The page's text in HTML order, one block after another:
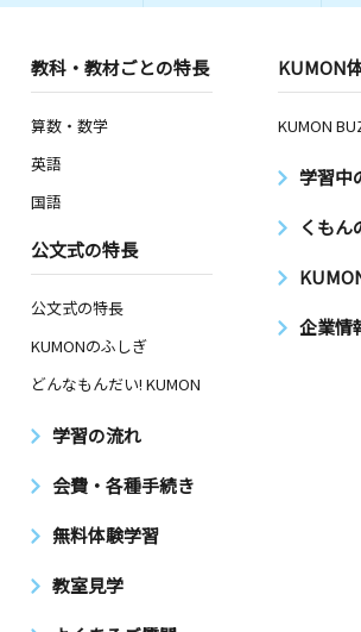
教科・教材ごとの特長
算数・数学
英語
国語
公文式の特長
公文式の特長
KUMONのふしぎ
どんなもんだい! KUMON
学習の流れ
会費・各種手続き
無料体験学習
教室見学
KUMON
KUMON
学習中
くもん
企業情